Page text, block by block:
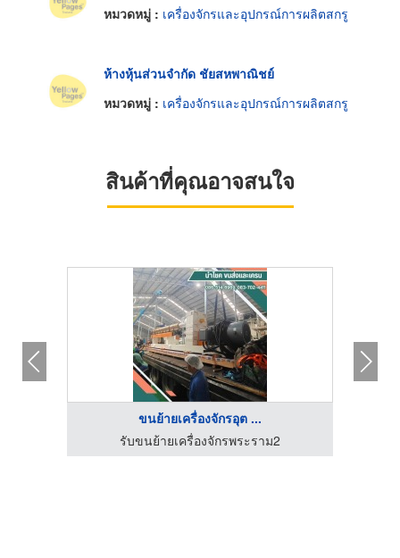
หมวดหมู่ : เครื่องจักรและอุปกรณ์การผลิตสกรู
ห้างหุ้นส่วนจำกัด ชัยสหพาณิชย์
หมวดหมู่ : เครื่องจักรและอุปกรณ์การผลิตสกรู
สินค้าที่คุณอาจสนใจ
ขนย้ายเครื่องจักรอุต ...
รับขนย้ายเครื่องจักรพระราม2